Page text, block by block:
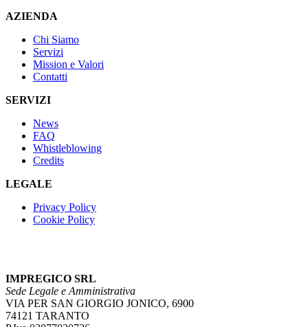
AZIENDA
Chi Siamo
Servizi
Mission e Valori
Contatti
SERVIZI
News
FAQ
Whistleblowing
Credits
LEGALE
Privacy Policy
Cookie Policy
IMPREGICO SRL
Sede Legale e Amministrativa
VIA PER SAN GIORGIO JONICO, 6900
74121 TARANTO